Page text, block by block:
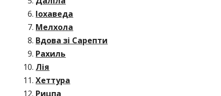
Іохаведа
Мелхола
Вдова зі Сарепти
Рахиль
Лія
Хеттура
Рицпа